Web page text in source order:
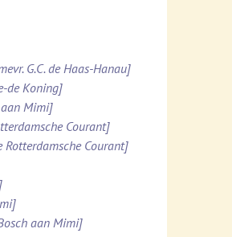
G.C. de Haas-Hanau]
de Koning]
aan Mimi]
Courant]
Courant]
aan Mimi]